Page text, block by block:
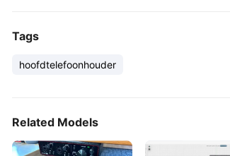
Tags
hoofdtelefoonhouder
Related Models